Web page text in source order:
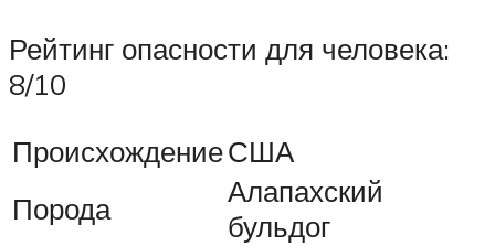
Рейтинг опасности для человека:
8/10
ПроисхождениеСША
Порода
Алапахский
бульдог